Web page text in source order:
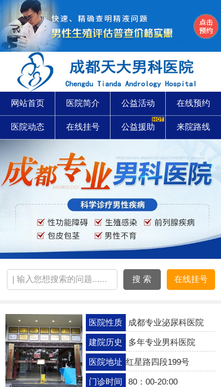
网站首页 医院简介 公益活动 在线预约
医院动态 在线挂号 公益援助 来院路线
搜 索 在线挂号
医院性质 成都专业泌尿科医院
建院历史 多年专业男科医院
医院地址 红星路四段199号
门诊时间 80：00-20:00